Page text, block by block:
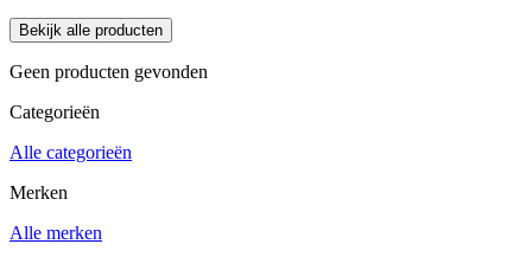
Geen producten gevonden
Categorieën
Alle categorieën
Merken
Alle merken